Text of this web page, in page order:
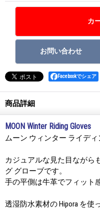
Facebookでシェア
商品詳細
MOON Winter Riding Gloves
ムーン ウィンター ライデ
カジュアルな見た目ながら
グ グローブです。
手の平側は牛革でフィット感
透湿防水素材の Hipora を